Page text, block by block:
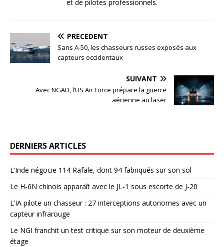
et de pilotes professionnels.
PRÉCÉDENT
Sans A-50, les chasseurs russes exposés aux
capteurs occidentaux
SUIVANT
Avec NGAD, l’US Air Force prépare la guerre
aérienne au laser
DERNIERS ARTICLES
L’Inde négocie 114 Rafale, dont 94 fabriqués sur son sol
Le H-6N chinois apparaît avec le JL-1 sous escorte de J-20
L’IA pilote un chasseur : 27 interceptions autonomes avec un
capteur infrarouge
Le NGI franchit un test critique sur son moteur de deuxième
étage